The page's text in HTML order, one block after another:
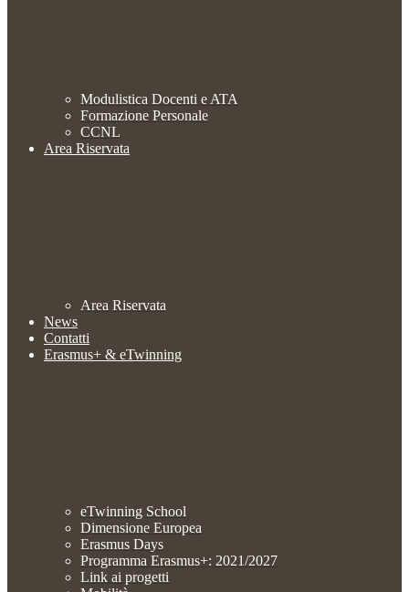
Modulistica Docenti e ATA
Formazione Personale
CCNL
Area Riservata
Area Riservata
News
Contatti
Erasmus+ & eTwinning
eTwinning School
Dimensione Europea
Erasmus Days
Programma Erasmus+: 2021/2027
Link ai progetti